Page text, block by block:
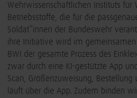
Wehrwissenschaftlichen Instituts für
Betriebsstoffe, die für die
Soldat*innen der Bundeswehr
ihre Initiative wird im
BWI der gesamte Prozess des
zwar durch eine KI-gestützte App
Scan, Größenzuweisung, Bestellung
läuft über die App. Zudem binden